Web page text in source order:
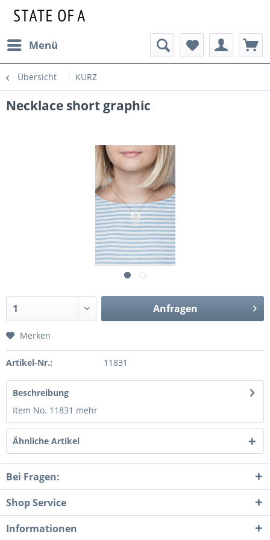
Menü
Übersicht KURZ
Necklace short graphic
Anfragen
Merken
Artikel-Nr.: 11831
Beschreibung
Item No. 11831 mehr
Ähnliche Artikel
Bei Fragen:
Shop Service
Informationen